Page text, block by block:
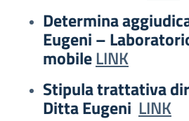
Determina
Eugeni –
mobileLINK
Stipula trattativa
Ditta Eugeni LINK